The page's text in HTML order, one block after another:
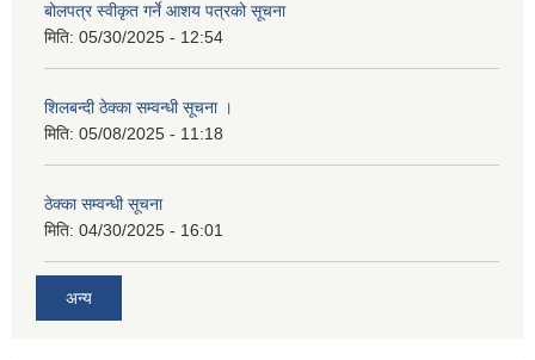
बोलपत्र स्वीकृत गर्ने आशय पत्रको सूचना
मिति: 05/30/2025 - 12:54
शिलबन्दी ठेक्का सम्वन्धी सूचना ।
मिति: 05/08/2025 - 11:18
ठेक्का सम्वन्धी सूचना
मिति: 04/30/2025 - 16:01
अन्य